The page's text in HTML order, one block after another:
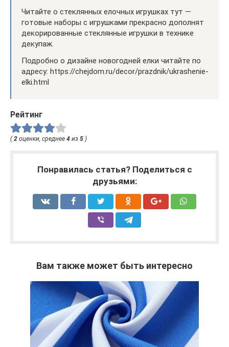
Читайте о стеклянных елочных игрушках тут —
готовые наборы с игрушками прекрасно дополнят
декорированные стеклянные игрушки в технике
декупаж.
Подробно о дизайне новогодней елки читайте по
адресу: https://chejdom.ru/decor/prazdnik/ukrashenie-
elki.html
Рейтинг
(2 оценки, среднее 4 из 5 )
Понравилась статья? Поделиться с
друзьями:
Вам также может быть интересно